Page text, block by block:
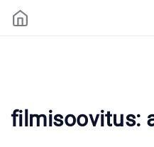
filmisoovitus: